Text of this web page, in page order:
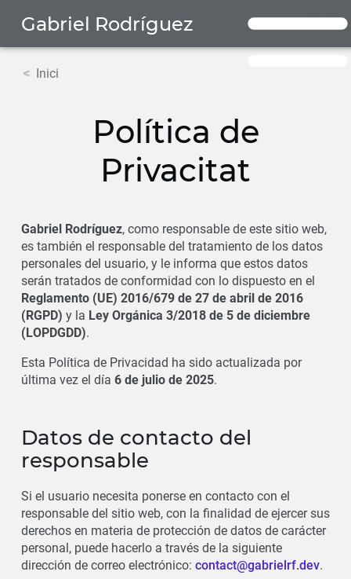
Gabriel Rodríguez
Inici
Política de
Privacitat
Gabriel Rodríguez, como responsable de este sitio web,
es también el responsable del tratamiento de los datos
personales del usuario, y le informa que estos datos
serán tratados de conformidad con lo dispuesto en el
Reglamento (UE) 2016/679 de 27 de abril de 2016
(RGPD) y la Ley Orgánica 3/2018 de 5 de diciembre
(LOPDGDD).
Esta Política de Privacidad ha sido actualizada por
última vez el día 6 de julio de 2025.
Datos de contacto del
responsable
Si el usuario necesita ponerse en contacto con el
responsable del sitio web, con la finalidad de ejercer sus
derechos en materia de protección de datos de carácter
personal, puede hacerlo a través de la siguiente
dirección de correo electrónico: contact@gabrielrf.dev.